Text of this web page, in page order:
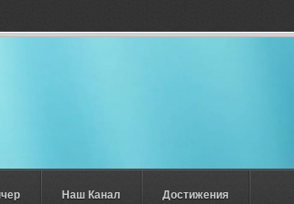
Наш Канал Достижения